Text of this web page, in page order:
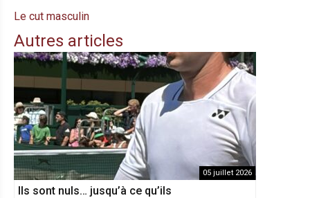
Le cut masculin
Autres articles
05 juillet 2026
Ils sont nuls… jusqu’à ce qu’ils